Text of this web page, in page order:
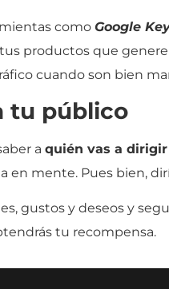
como Google
tus productos que
cuando son bien
tu público
a quién vas a
en mente. Pues bien,
gustos y deseos y
tu recompensa.